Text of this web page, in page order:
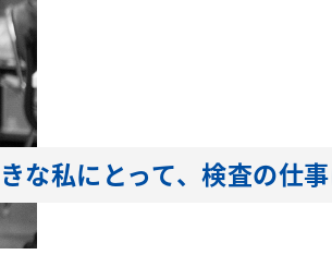
な私にとって、検査の仕